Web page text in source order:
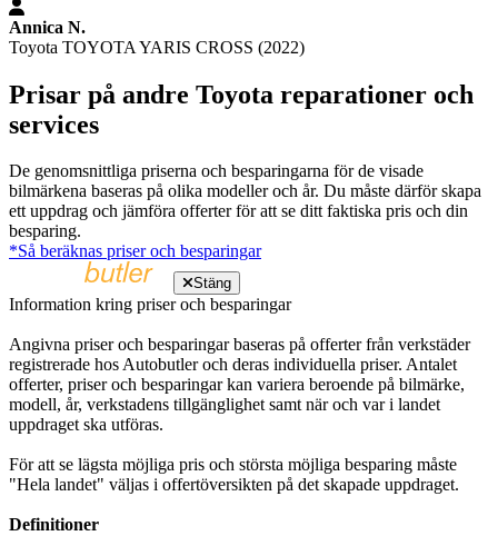
Annica N.
Toyota TOYOTA YARIS CROSS (2022)
Prisar på andre Toyota reparationer och
services
De genomsnittliga priserna och besparingarna för de visade
bilmärkena baseras på olika modeller och år. Du måste därför skapa
ett uppdrag och jämföra offerter för att se ditt faktiska pris och din
besparing.
*Så beräknas priser och besparingar
Stäng
Information kring priser och besparingar
Angivna priser och besparingar baseras på offerter från verkstäder
registrerade hos Autobutler och deras individuella priser. Antalet
offerter, priser och besparingar kan variera beroende på bilmärke,
modell, år, verkstadens tillgänglighet samt när och var i landet
uppdraget ska utföras.
För att se lägsta möjliga pris och största möjliga besparing måste
"Hela landet" väljas i offertöversikten på det skapade uppdraget.
Definitioner